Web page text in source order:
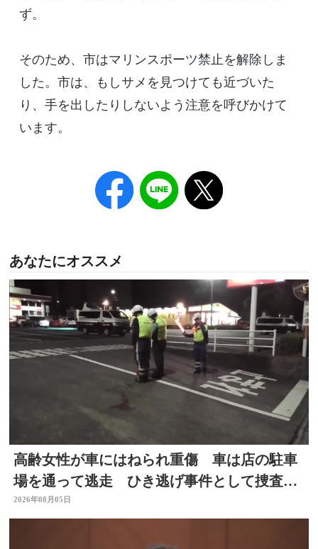
ず。
そのため、市はマリンスポーツ禁止を解除しま
した。市は、もしサメを見つけても近づいた
り、手を出したりしないよう注意を呼びかけて
います。
あなたにオススメ
高齢女性が車にはねられ重傷 車は店の駐車
場を通って逃走 ひき逃げ事件として捜査
大分
2026年08月05日